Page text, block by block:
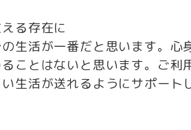
る存在に
生活が一番だと思います。心
ことはないと思います。ご利
生活が送れるようにサポート